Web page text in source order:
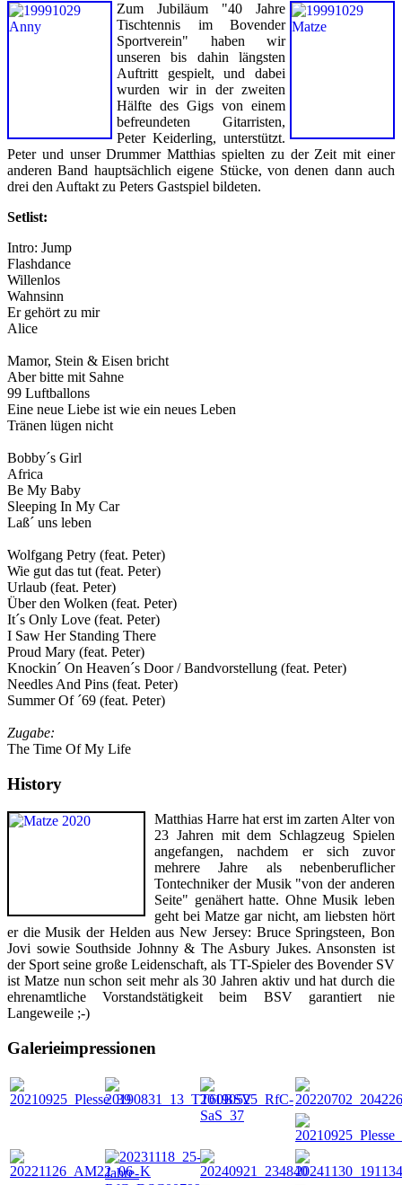
Zum Jubiläum "40 Jahre
Tischtennis im Bovender
Sportverein" haben wir
unseren bis dahin längsten
Auftritt gespielt, und dabei
wurden wir in der zweiten
Hälfte des Gigs von einem
befreundeten Gitarristen,
Peter Keiderling, unterstützt.
Peter und unser Drummer Matthias spielten zu der Zeit mit einer
anderen Band hauptsächlich eigene Stücke, von denen dann auch
drei den Auftakt zu Peters Gastspiel bildeten.
Setlist:
Intro: Jump
Flashdance
Willenlos
Wahnsinn
Er gehört zu mir
Alice
Mamor, Stein & Eisen bricht
Aber bitte mit Sahne
99 Luftballons
Eine neue Liebe ist wie ein neues Leben
Tränen lügen nicht
Bobby´s Girl
Africa
Be My Baby
Sleeping In My Car
Laß´ uns leben
Wolfgang Petry (feat. Peter)
Wie gut das tut (feat. Peter)
Urlaub (feat. Peter)
Über den Wolken (feat. Peter)
It´s Only Love (feat. Peter)
I Saw Her Standing There
Proud Mary (feat. Peter)
Knockin´ On Heaven´s Door / Bandvorstellung (feat. Peter)
Needles And Pins (feat. Peter)
Summer Of ´69 (feat. Peter)
Zugabe:
The Time Of My Life
History
Matthias Harre hat erst im zarten Alter von
23 Jahren mit dem Schlagzeug Spielen
angefangen, nachdem er sich zuvor
mehrere Jahre als nebenberuflicher
Tontechniker der Musik "von der anderen
Seite" genähert hatte. Ohne Musik leben
geht bei Matze gar nicht, am liebsten hört
er die Musik der Helden aus New Jersey: Bruce Springsteen, Bon
Jovi sowie Southside Johnny & The Asbury Jukes. Ansonsten ist
der Sport seine große Leidenschaft, als TT-Spieler des Bovender SV
ist Matze nun schon seit mehr als 30 Jahren aktiv und hat durch die
ehrenamtliche Vorstandstätigkeit beim BSV garantiert nie
Langeweile ;-)
Galerieimpressionen